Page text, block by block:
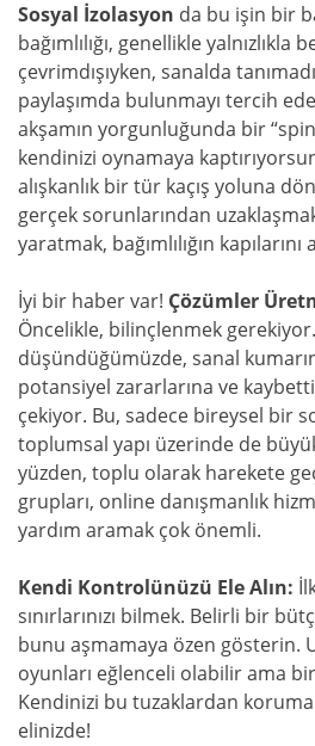
Sosyal İzolasyon da bu işin bir
bağımlılığı, genellikle yalnızlıkla
çevrimdışıyken, sanalda
paylaşımda bulunmayı tercih
akşamın yorgunluğunda bir
kendinizi oynamaya
alışkanlık bir tür kaçış yoluna
gerçek sorunlarından
yaratmak, bağımlılığın kapılarını
İyi bir haber var! Çözümler
Öncelikle, bilinçlenmek
düşündüğümüzde, sanal
potansiyel zararlarına ve
çekiyor. Bu, sadece bireysel bir
toplumsal yapı üzerinde de
yüzden, toplu olarak harekete
grupları, online danışmanlık
yardım aramak çok önemli.
Kendi Kontrolünüzü Ele Alın:
sınırlarınızı bilmek. Belirli bir
bunu aşmamaya özen gösterin.
oyunları eğlenceli olabilir ama
Kendinizi bu tuzaklardan
elinizde!